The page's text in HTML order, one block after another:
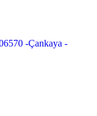
-Çankaya -